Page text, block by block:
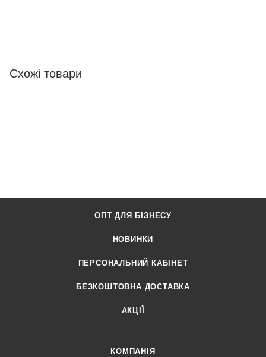
Схожі товари
ОПТ ДЛЯ БІЗНЕСУ
НОВИНКИ
ПЕРСОНАЛЬНИЙ КАБІНЕТ
БЕЗКОШТОВНА ДОСТАВКА
АКЦІЇ
КОМПАНІЯ